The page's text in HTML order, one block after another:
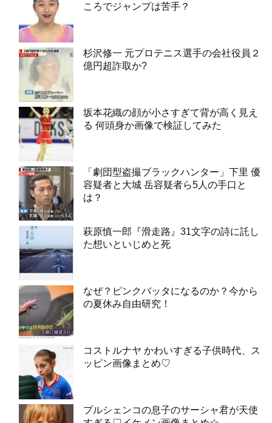
ころでジャンプは苦手？
杉沢修一 元プロテニス選手の会社役員２
億円超詐取か?
坂本花織の顔が小さすぎて背が高く見え
る 何頭身か画像で検証してみた
「劇団型盗撮ブラックハンター」下里 優
容疑者と大城 岳容疑者ら5人の手口と
は？
萩原慎一郎『滑走路』31文字の詩に託し
た想いといじめと死
なぜ？ピンクバッタになるのか？今から
の夏休み自由研究！
コストルナヤ かわいすぎる子供時代、ス
ッピン画像まとめ♡
プルシェンコの息子のサーシャ君が天使